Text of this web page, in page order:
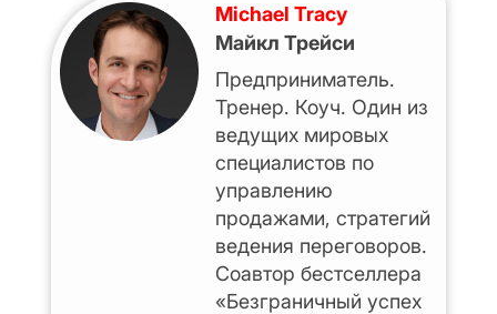
Michael Tracy
Майкл Трейси
Предприниматель.
Тренер. Коуч. Один из
ведущих мировых
специалистов по
управлению
продажами, стратегий
ведения переговоров.
Соавтор бестселлера
«Безграничный успех